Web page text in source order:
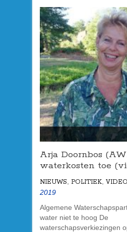
Arja Doornbos
waterkosten toe
NIEUWS POLITIEK VIDEO
2019
Algemene
water niet te hoog De
waterschapsverkiezingen